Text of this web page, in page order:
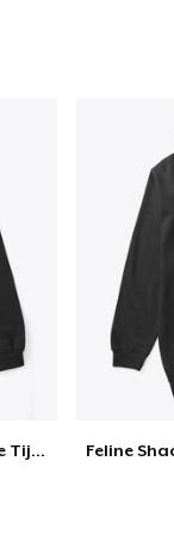
Feline Shady Total Solar Eclipse Tijuana